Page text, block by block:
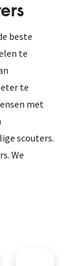
beste
te
te
met
scouters.
We